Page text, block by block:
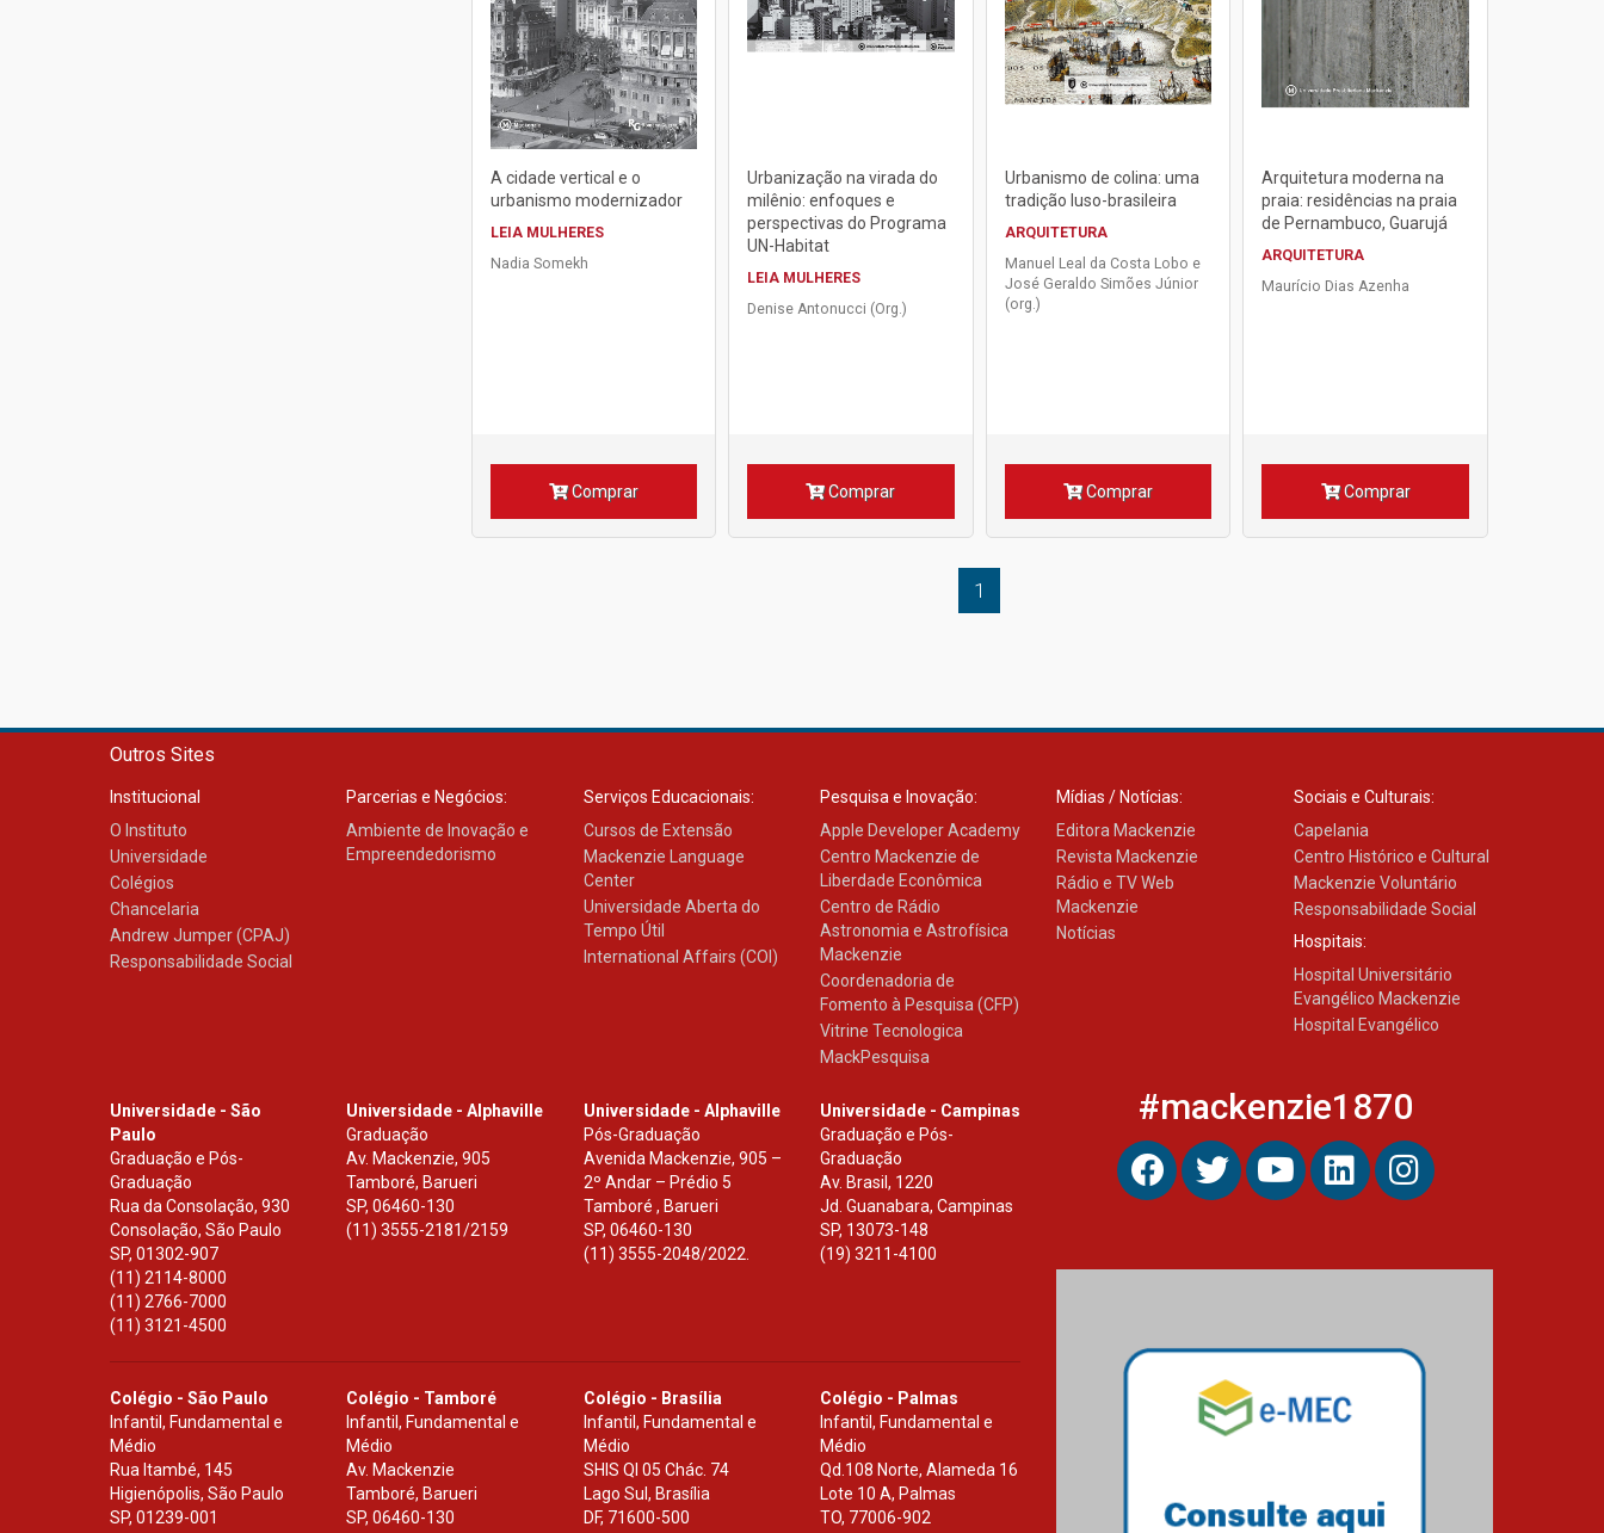
A cidade vertical e o
urbanismo modernizador
LEIA MULHERES
Nadia Somekh
Comprar
Urbanização na virada do
milênio: enfoques e
perspectivas do Programa
UN-Habitat
LEIA MULHERES
Denise Antonucci (Org.)
Comprar
Urbanismo de colina: uma
tradição luso-brasileira
ARQUITETURA
Manuel Leal da Costa Lobo e
José Geraldo Simões Júnior
(org.)
Comprar
Arquitetura moderna na
praia: residências na praia
de Pernambuco, Guarujá
ARQUITETURA
Maurício Dias Azenha
Comprar
1
Outros Sites
Institucional
O Instituto
Universidade
Colégios
Chancelaria
Andrew Jumper (CPAJ)
Responsabilidade Social
Parcerias e Negócios:
Ambiente de Inovação e
Empreendedorismo
Serviços Educacionais:
Cursos de Extensão
Mackenzie Language
Center
Universidade Aberta do
Tempo Útil
International Affairs (COI)
Pesquisa e Inovação:
Apple Developer Academy
Centro Mackenzie de
Liberdade Econômica
Centro de Rádio
Astronomia e Astrofísica
Mackenzie
Coordenadoria de
Fomento à Pesquisa (CFP)
Vitrine Tecnologica
MackPesquisa
Mídias / Notícias:
Editora Mackenzie
Revista Mackenzie
Rádio e TV Web
Mackenzie
Notícias
Sociais e Culturais:
Capelania
Centro Histórico e Cultural
Mackenzie Voluntário
Responsabilidade Social
Hospitais:
Hospital Universitário
Evangélico Mackenzie
Hospital Evangélico
Universidade - São
Paulo
Graduação e Pós-
Graduação
Rua da Consolação, 930
Consolação, São Paulo
SP, 01302-907
(11) 2114-8000
(11) 2766-7000
(11) 3121-4500
Universidade - Alphaville
Graduação
Av. Mackenzie, 905
Tamboré, Barueri
SP,06460-130
(11) 3555-2181/2159
Universidade - Alphaville
Pós-Graduação
Avenida Mackenzie, 905 –
2º Andar – Prédio 5
Tamboré , Barueri
SP, 06460-130
(11) 3555-2048/2022.
Universidade - Campinas
Graduação e Pós-
Graduação
Av. Brasil, 1220
Jd. Guanabara, Campinas
SP, 13073-148
(19) 3211-4100
Colégio - São Paulo
Infantil, Fundamental e
Médio
Rua Itambé, 145
Higienópolis, São Paulo
SP, 01239-001
Colégio - Tamboré
Infantil, Fundamental e
Médio
Av. Mackenzie
Tamboré, Barueri
SP,06460-130
Colégio - Brasília
Infantil, Fundamental e
Médio
SHIS Ql 05 Chác. 74
Lago Sul, Brasília
DF, 71600-500
Colégio - Palmas
Infantil, Fundamental e
Médio
Qd.108 Norte, Alameda 16
Lote 10 A, Palmas
TO, 77006-902
#mackenzie1870